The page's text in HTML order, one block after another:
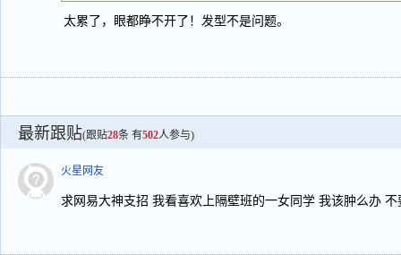
太累了，眼都睁不开了！发型不是问题。
最新跟贴(跟贴28条 有502人参与)
火星网友
求网易大神支招 我看喜欢上隔壁班的一女同学 我该肿么办 不